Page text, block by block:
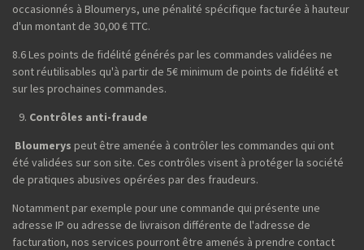
occasionnés à Bloumerys, une pénalité spécifique facturée à hauteur
d'un montant de 30,00 € TTC.
8.6 Les points de fidélité générés par les commandes validées ne
sont réutilisables qu'à partir de 5€ minimum de points de fidélité et
sur les prochaines commandes.
Contrôles anti-fraude
Bloumerys peut être amenée à contrôler les commandes qui ont
été validées sur son site. Ces contrôles visent à protéger la société
de pratiques abusives opérées par des fraudeurs.
Notamment par exemple pour une commande qui présente une
adresse IP ou adresse de livraison différente de l'adresse de
facturation, nos services pourront être amenés à prendre contact